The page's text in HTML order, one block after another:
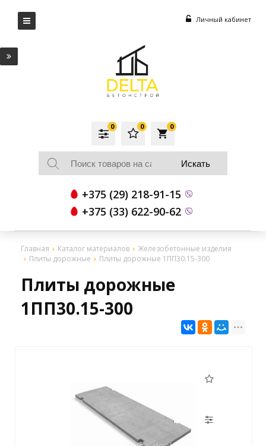
Личный кабинет
local_grocery_store
0
0
0
+375 (29) 218-91-15
+375 (33) 622-90-62
Главная Каталог материалов
Железобетонные изделия
Плиты дорожные
Плиты дорожные 1ПП30.15-300
Плиты дорожные
1ПП30.15-300